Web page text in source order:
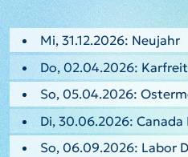
Mi, 31.12.2026: Neujahr
Do, 02.04.2026:
So, 05.04.2026:
Di, 30.06.2026: Canada
So, 06.09.2026: Labor